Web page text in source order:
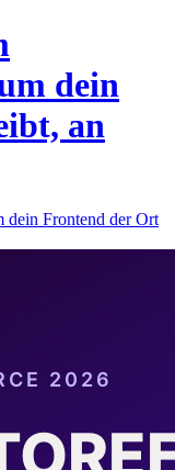
dein
an
dein Frontend der Ort